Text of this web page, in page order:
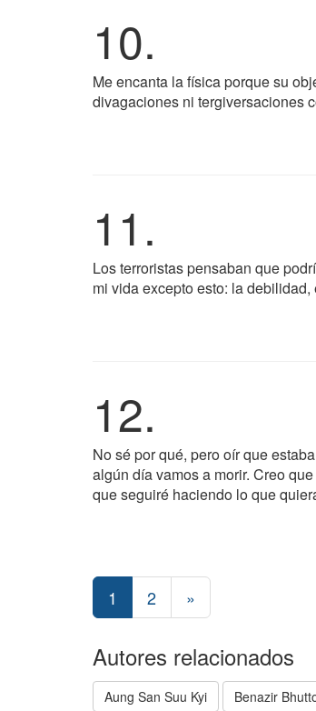
10.
Me encanta la física porque su
divagaciones ni tergiversaciones
11.
Los terroristas pensaban que
mi vida excepto esto: la
12.
No sé por qué, pero oír que
algún día vamos a morir. Creo
que seguiré haciendo lo que
1 2 »
Autores relacionados
Aung San Suu Kyi Benazir